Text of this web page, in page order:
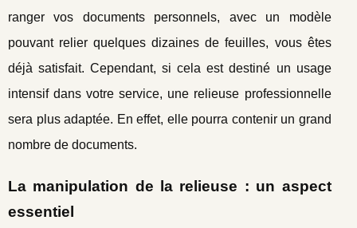
ranger vos documents personnels, avec un modèle
pouvant relier quelques dizaines de feuilles, vous êtes
déjà satisfait. Cependant, si cela est destiné un usage
intensif dans votre service, une relieuse professionnelle
sera plus adaptée. En effet, elle pourra contenir un grand
nombre de documents.
La manipulation de la relieuse : un aspect
essentiel